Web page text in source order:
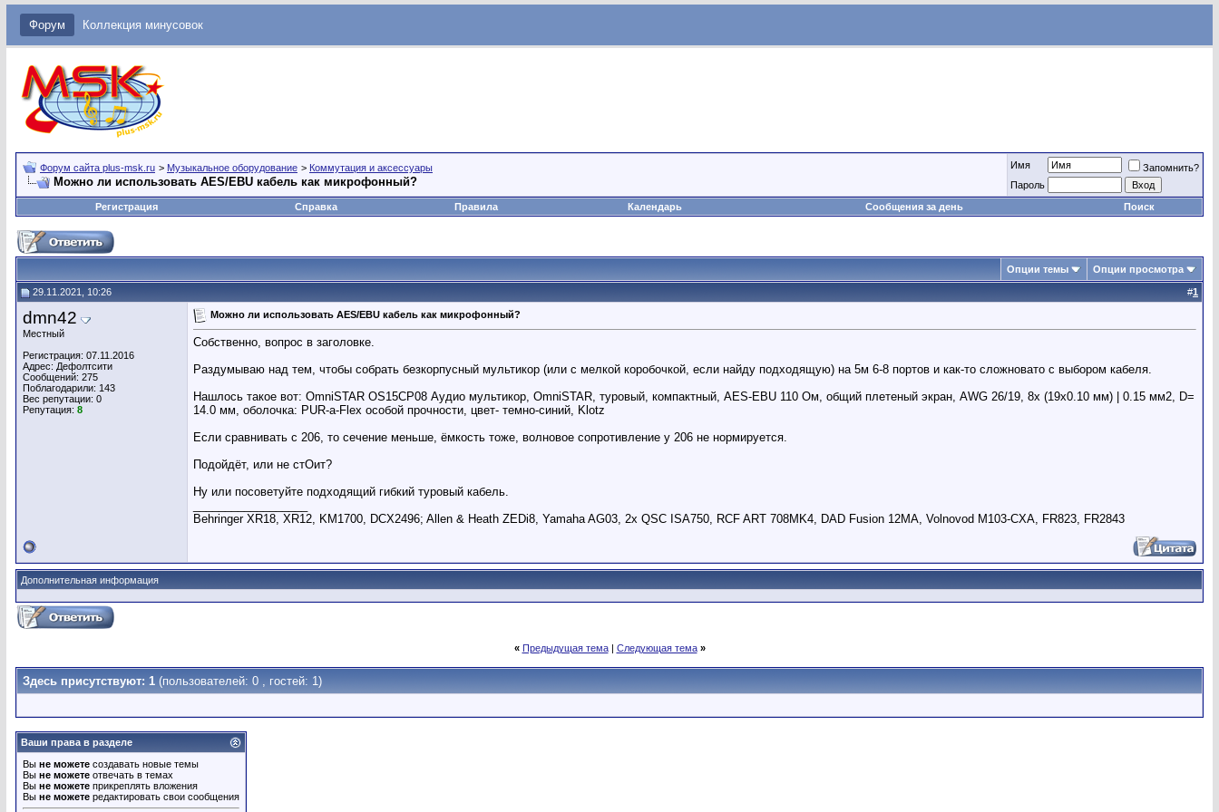
Форум Коллекция минусовок
Форум сайта plus-msk.ru > Музыкальное оборудование > Коммутация и аксессуары
Можно ли использовать AES/EBU кабель как микрофонный?
Имя
Запомнить?
Пароль
Регистрация
Справка Правила Календарь Сообщения за день Поиск
Опции темы Опции просмотра
29.11.2021, 10:26 #1
dmn42
Местный
Регистрация: 07.11.2016
Адрес: Дефолтсити
Сообщений: 275
Поблагодарили: 143
Вес репутации: 0
Репутация: 8
Можно ли использовать AES/EBU кабель как микрофонный?
Собственно, вопрос в заголовке.
Раздумываю над тем, чтобы собрать безкорпусный мультикор (или с мелкой коробочкой, если найду подходящую) на 5м 6-8 портов и как-то сложновато с выбором кабеля.
Нашлось такое вот: OmniSTAR OS15CP08 Аудио мультикор, OmniSTAR, туровый, компактный, AES-EBU 110 Oм, общий плетеный экран, AWG 26/19, 8х (19x0.10 мм) | 0.15 мм2, D=
14.0 мм, оболочка: PUR-a-Flex особой прочности, цвет- темно-синий, Klotz
Если сравнивать с 206, то сечение меньше, ёмкость тоже, волновое сопротивление у 206 не нормируется.
Подойдёт, или не стОит?
Ну или посоветуйте подходящий гибкий туровый кабель.
Behringer XR18, XR12, KM1700, DCX2496; Allen & Heath ZEDi8, Yamaha AG03, 2x QSC ISA750, RCF ART 708MK4, DAD Fusion 12MA, Volnovod M103-CXA, FR823, FR2843
Дополнительная информация
« Предыдущая тема| Следующая тема »
Здесь присутствуют: 1 (пользователей: 0 , гостей: 1)
Ваши права в разделе
Вы не можете создавать новые темы
Вы не можете отвечать в темах
Вы не можете прикреплять вложения
Вы не можете редактировать свои сообщения